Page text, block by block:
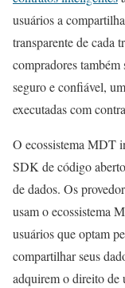
usuários a
transparente de cada
compradores
seguro e confiável,
executadas com
O ecossistema MDT
SDK de código
de dados. Os
usam o ecossistema
usuários que optam
compartilhar seus
adquirem o direito de